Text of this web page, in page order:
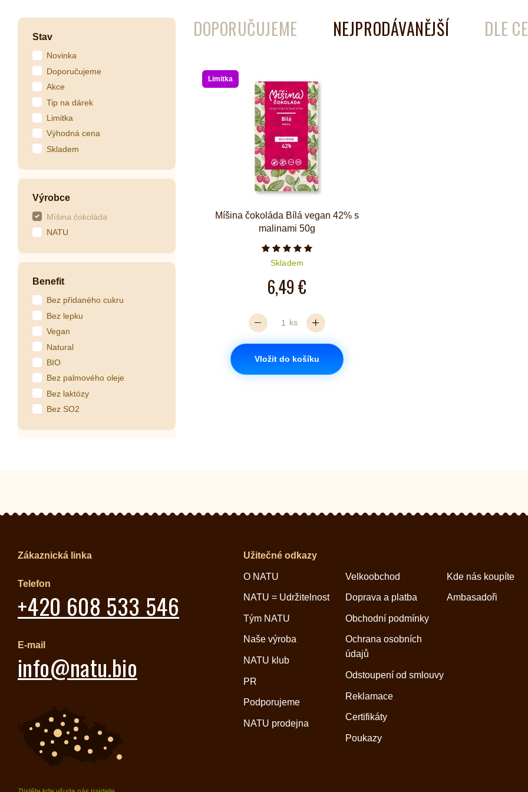
Porcované
Láhve
Stav
Novinka
Doporučujeme
Akce
Tip na dárek
Limitka
Výhodná cena
Skladem
Výrobce
Míšina čokoláda
NATU
Benefit
Bez přidaného cukru
Bez lepku
Vegan
Natural
BIO
Bez palmového oleje
Bez laktózy
Bez SO2
DOPORUČUJEME NEJPRODÁVANĚJŠÍ DLE
Limitka
Míšina čokoláda Bílá vegan 42% s
malinami 50g
Počet hvězdiček je 5 z 5
Skladem
6,49 €
ks
Vložit do košíku
Zákaznická linka
Telefon
+420 608 533 546
E-mail
info@natu.bio
Užitečné odkazy
O NATU
NATU = Udržitelnost
Tým NATU
Naše výroba
NATU klub
PR
Podporujeme
NATU prodejna
Velkoobchod
Doprava a platba
Obchodní podmínky
Ochrana osobních
údajů
Odstoupení od smlouvy
Reklamace
Certifikáty
Poukazy
Kde nás koupíte
Ambasadoři